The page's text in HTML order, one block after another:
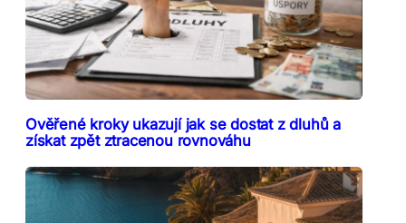
Ověřené kroky ukazují jak se dostat z dluhů a
získat zpět ztracenou rovnováhu